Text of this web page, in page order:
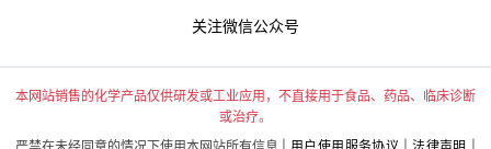
关注微信公众号
本网站销售的化学产品仅供研发或工业应用，不直接用于食品、药品、临床诊断
或治疗。
严禁在未经同意的情况下使用本网站所有信息 |
用户使用服务协议 法律声明